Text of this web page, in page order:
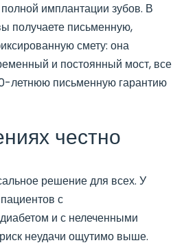
имплантации зубов. В
письменную,
смету: она
и постоянный мост, все
летнюю письменную гарантию
честно
решение для всех. У
с
и с нелеченными
неудачи ощутимо выше.